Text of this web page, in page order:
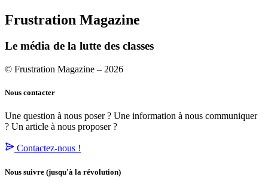
Frustration Magazine
Le média de la lutte des classes
© Frustration Magazine – 2026
Nous contacter
Une question à nous poser ? Une information à nous communiquer
? Un article à nous proposer ?
Contactez-nous !
Nous suivre (jusqu'à la révolution)